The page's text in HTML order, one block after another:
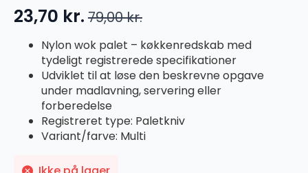
79,00kr.
Den
oprindelige
pris
var:
79,00 kr..
23,70 kr.
Den
aktuelle
pris
23,70 kr..
Nylon wok palet – køkkenredskab med
tydeligt registrerede specifikationer
Udviklet til at løse den beskrevne opgave
under madlavning, servering eller
forberedelse
Registreret type: Paletkniv
Variant/farve: Multi